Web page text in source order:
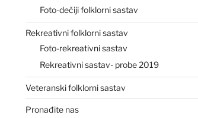
Foto-dečiji folklorni sastav
Rekreativni folklorni sastav
Foto-rekreativni sastav
Rekreativni sastav- probe 2019
Veteranski folklorni sastav
Pronađite nas